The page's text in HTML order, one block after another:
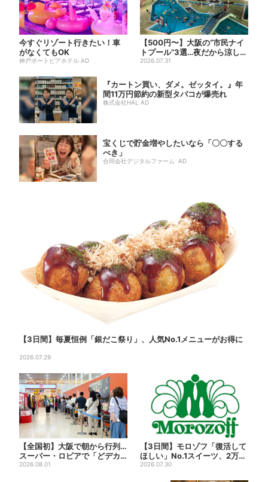
今すぐリゾート行きたい！車
がなくてもOK
神戸ポートピアホテル AD
【500円〜】大阪の“市民ナイ
トプール”3選…夜だから涼しい
＆コスパ最強
2026.07.31
『カートン買い、ダメ。ゼッタイ。』年
間11万円節約の新型タバコが爆売れ
株式会社HAL AD
宝くじで貯金増やしたいなら「〇〇する
べき」
合同会社デジタルファーム AD
【3日間】毎夏恒例「銀だこ祭り」、人気No.1メニューがお得に
2026.07.29
【全国初】大阪で朝から行列…
スーパー・ロピアで「どデカ
抽選会」、開始30分で“1...
2026.08.01
【3日間】モロゾフ「復活して
ほしい」No.1スイーツ、2万3
865票から選ばれた...
2026.07.30